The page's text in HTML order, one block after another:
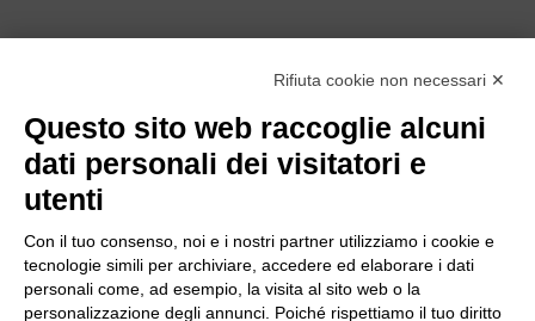
Rifiuta cookie non necessari ✕
Questo sito web raccoglie alcuni
dati personali dei visitatori e
utenti
Con il tuo consenso, noi e i nostri partner utilizziamo i cookie e
tecnologie simili per archiviare, accedere ed elaborare i dati
personali come, ad esempio, la visita al sito web o la
personalizzazione degli annunci. Poiché rispettiamo il tuo diritto